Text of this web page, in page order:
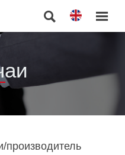
 
производитель